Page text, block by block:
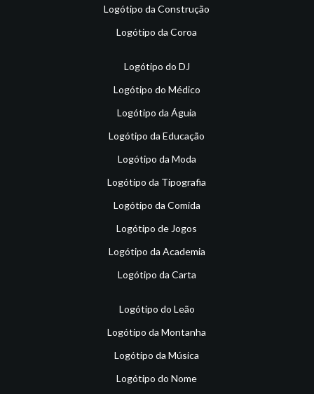
Logótipo da Construção
Logótipo da Coroa
Logótipo do DJ
Logótipo do Médico
Logótipo da Águia
Logótipo da Educação
Logótipo da Moda
Logótipo da Tipografia
Logótipo da Comida
Logótipo de Jogos
Logótipo da Academia
Logótipo da Carta
Logótipo do Leão
Logótipo da Montanha
Logótipo da Música
Logótipo do Nome